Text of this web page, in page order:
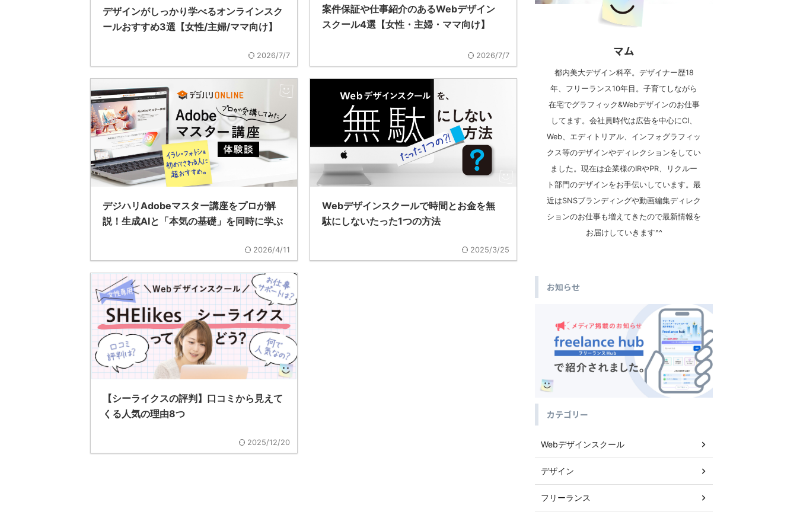
デザインがしっかり学べるオンラインスク
ールおすすめ3選【女性/主婦/ママ向け】
2026/7/7
案件保証や仕事紹介のあるWebデザイン
スクール4選【女性・主婦・ママ向け】
2026/7/7
デジハリAdobeマスター講座をプロが解
説！生成AIと「本気の基礎」を同時に学ぶ
2026/4/11
Webデザインスクールで時間とお金を無
駄にしないたった1つの方法
2025/3/25
【シーライクスの評判】口コミから見えて
くる人気の理由8つ
2025/12/20
マム
都内美大デザイン科卒。デザイナー歴18
年、フリーランス10年目。子育てしながら
在宅でグラフィック&Webデザインのお仕事
してます。会社員時代は広告を中心にCI、
Web、エディトリアル、インフォグラフィッ
クス等のデザインやディレクションをしてい
ました。現在は企業様のIRやPR、リクルー
ト部門のデザインをお手伝いしています。最
近はSNSブランディングや動画編集ディレク
ションのお仕事も増えてきたので最新情報を
お届けしていきます^^
お知らせ
カテゴリー
Webデザインスクール
デザイン
フリーランス